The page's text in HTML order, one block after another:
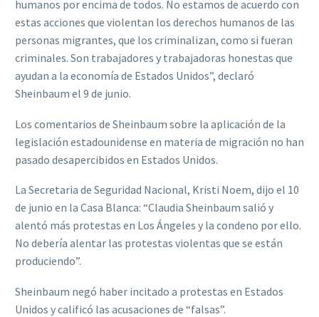
humanos por encima de todos. No estamos de acuerdo con
estas acciones que violentan los derechos humanos de las
personas migrantes, que los criminalizan, como si fueran
criminales. Son trabajadores y trabajadoras honestas que
ayudan a la economía de Estados Unidos”, declaró
Sheinbaum el 9 de junio.
Los comentarios de Sheinbaum sobre la aplicación de la
legislación estadounidense en materia de migración no han
pasado desapercibidos en Estados Unidos.
La Secretaria de Seguridad Nacional, Kristi Noem, dijo el 10
de junio en la Casa Blanca: “Claudia Sheinbaum salió y
alentó más protestas en Los Ángeles y la condeno por ello.
No debería alentar las protestas violentas que se están
produciendo”.
Sheinbaum negó haber incitado a protestas en Estados
Unidos y calificó las acusaciones de “falsas”.